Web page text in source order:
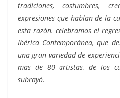
tradiciones, costumbres,
expresiones que hablan de la
esta razón, celebramos el
Ibérica Contemporánea, que
una gran variedad de
más de 80 artistas, de los
subrayó.